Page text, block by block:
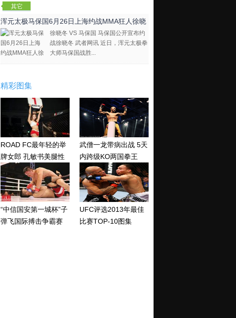
其它
浑元太极马保国6月26日上海约战MMA狂人徐晓
冬
徐晓冬 VS 马保国 马保国公开宣布约
战徐晓冬 武者网讯 近日，浑元太极拳
大师马保国战胜...
精彩图集
ROAD FC最年轻的举
牌女郎 孔敏书美腿性
感眼神清纯
武僧一龙带病出战 5天
内跨级KO两国拳王
“中信国安第一城杯”子
弹飞国际搏击争霸赛
UFC评选2013年最佳
比赛TOP-10图集